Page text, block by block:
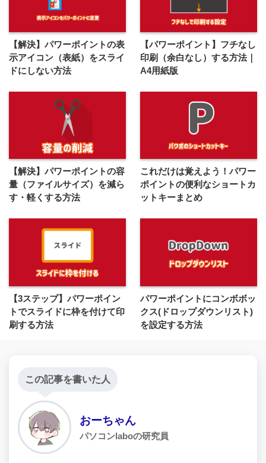
【解決】パワーポイントの表
示アイコン（表紙）をスライ
ドにしない方法
【パワーポイント】フチなし
印刷（余白なし）する方法｜
A4用紙版
【解決】パワーポイントの容
量（ファイルサイズ）を減ら
す・軽くする方法
これだけは覚えよう！パワー
ポイントの便利なショートカ
ットキーまとめ
【3ステップ】パワーポイン
トでスライドに枠を付けて印
刷する方法
パワーポイントにコンボボッ
クス(ドロップダウンリスト)
を設定する方法
この記事を書いた人
おーちゃん
パソコンlaboの研究員